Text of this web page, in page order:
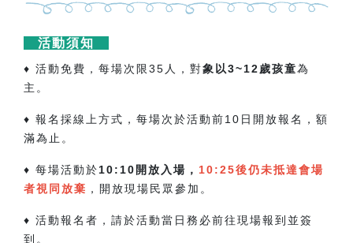
活動須知
♦ 活動免費，每場次限35人，對象以3~12歲孩童為
主。
♦ 報名採線上方式，每場次於活動前10日開放報名，額
滿為止。
♦ 每場活動於10:10開放入場， 10:25後仍未抵達會場
者視同放棄 ，開放現場民眾參加。
♦ 活動報名者，請於活動當日務必前往現場報到並簽
到。